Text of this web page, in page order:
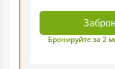
Бронируйте за 2